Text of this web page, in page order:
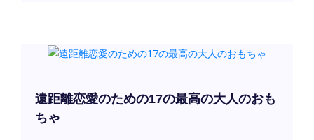
遠距離恋愛のための17の最高の大人のおも
ちゃ